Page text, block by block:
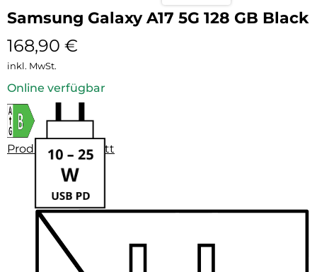
Samsung Galaxy A17 5G 128 GB Black
168,90 €
inkl. MwSt.
Online verfügbar
Produktdatenblatt